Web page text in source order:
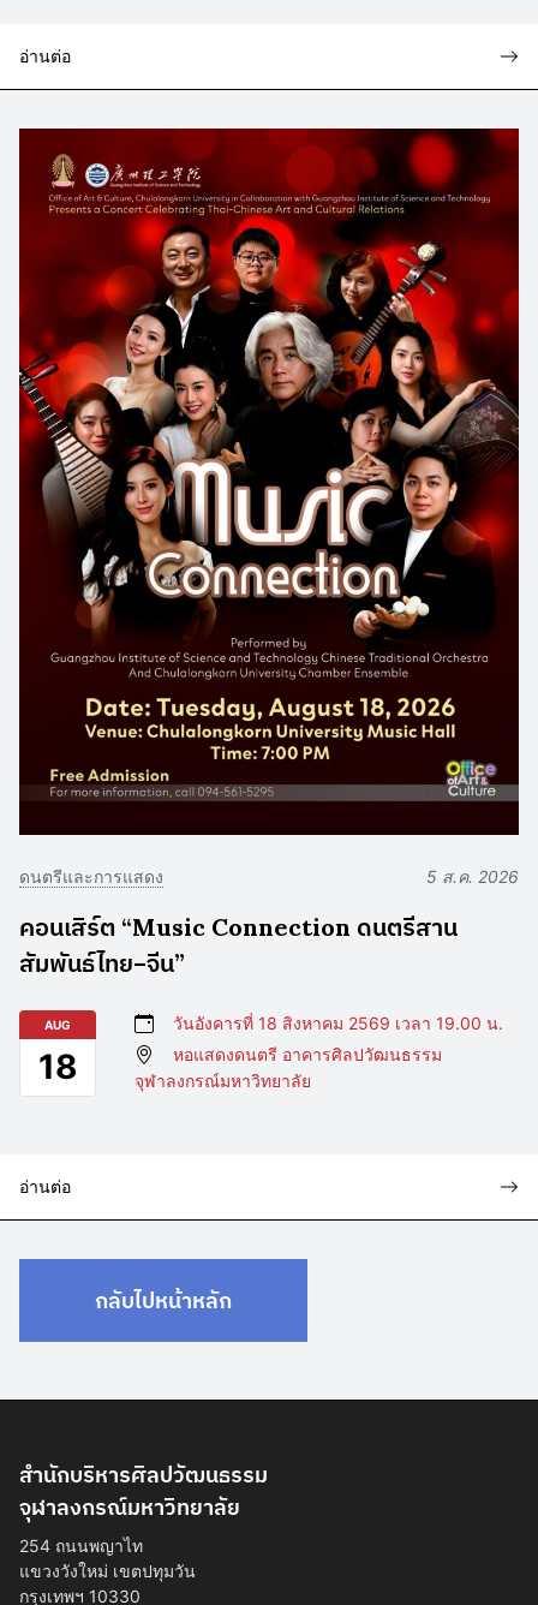
อ่านต่อ
ดนตรีและการแสดง 5 ส.ค. 2026
คอนเสิร์ต “Music Connection ดนตรีสาน
สัมพันธ์ไทย–จีน”
AUG
18
วันอังคารที่ 18 สิงหาคม 2569 เวลา 19.00 น.
หอแสดงดนตรี อาคารศิลปวัฒนธรรม
จุฬาลงกรณ์มหาวิทยาลัย
อ่านต่อ
กลับไปหน้าหลัก
สำนักบริหารศิลปวัฒนธรรม
จุฬาลงกรณ์มหาวิทยาลัย
254 ถนนพญาไท
แขวงวังใหม่ เขตปทุมวัน
กรุงเทพฯ 10330